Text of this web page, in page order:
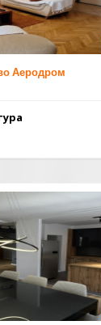
Аеродром